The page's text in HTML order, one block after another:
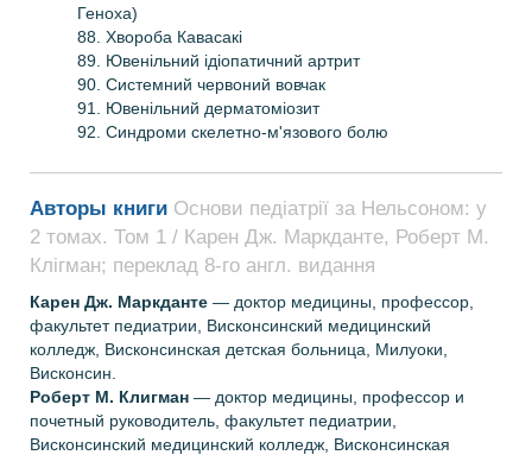
Геноха)
88. Хвороба Кавасакі
89. Ювенільний ідіопатичний артрит
90. Системний червоний вовчак
91. Ювенільний дерматоміозит
92. Синдроми скелетно-м'язового болю
Авторы книги Основи педіатрії за Нельсоном: у
2 томах. Том 1 / Карен Дж. Маркданте, Роберт М.
Клігман; переклад 8-го англ. видання
Карен Дж. Маркданте — доктор медицины, профессор,
факультет педиатрии, Висконсинский медицинский
колледж, Висконсинская детская больница, Милуоки,
Висконсин.
Роберт М. Клигман — доктор медицины, профессор и
почетный руководитель, факультет педиатрии,
Висконсинский медицинский колледж, Висконсинская